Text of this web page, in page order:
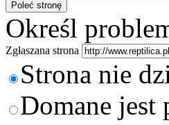
Określ
Zgłaszana strona
Strona nie
Domane jest